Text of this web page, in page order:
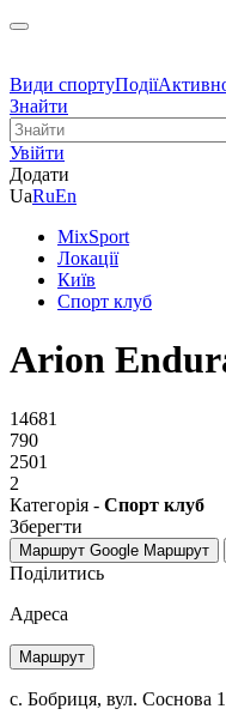
Види спортуПодії
Знайти
Увійти
Додати
UaRuEn
MixSport
Локації
Київ
Спорт клуб
Arion
14681
790
2501
2
Категорія - Спорт клуб
Зберегти
Маршрут Google Маршрут
Поділитись
Адреса
Маршрут
с. Бобриця, вул. Соснова